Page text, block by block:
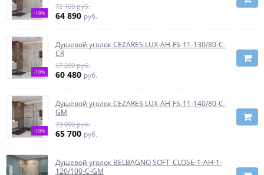
-10%
72 100 руб.
64 890 руб.
-10%
Душевой уголок CEZARES LUX-AH-FS-11-130/80-C-
CR
67 200 руб.
60 480 руб.
-10%
Душевой уголок CEZARES LUX-AH-FS-11-140/80-C-
GM
73 000 руб.
65 700 руб.
Душевой уголок BELBAGNO SOFT_CLOSE-1-AH-1-
120/100-C-GM